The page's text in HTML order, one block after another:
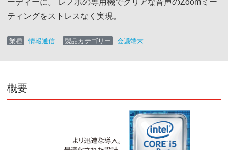
ティングをストレスなく実現。
業種 情報通信 製品カテゴリー 会議端末
概要